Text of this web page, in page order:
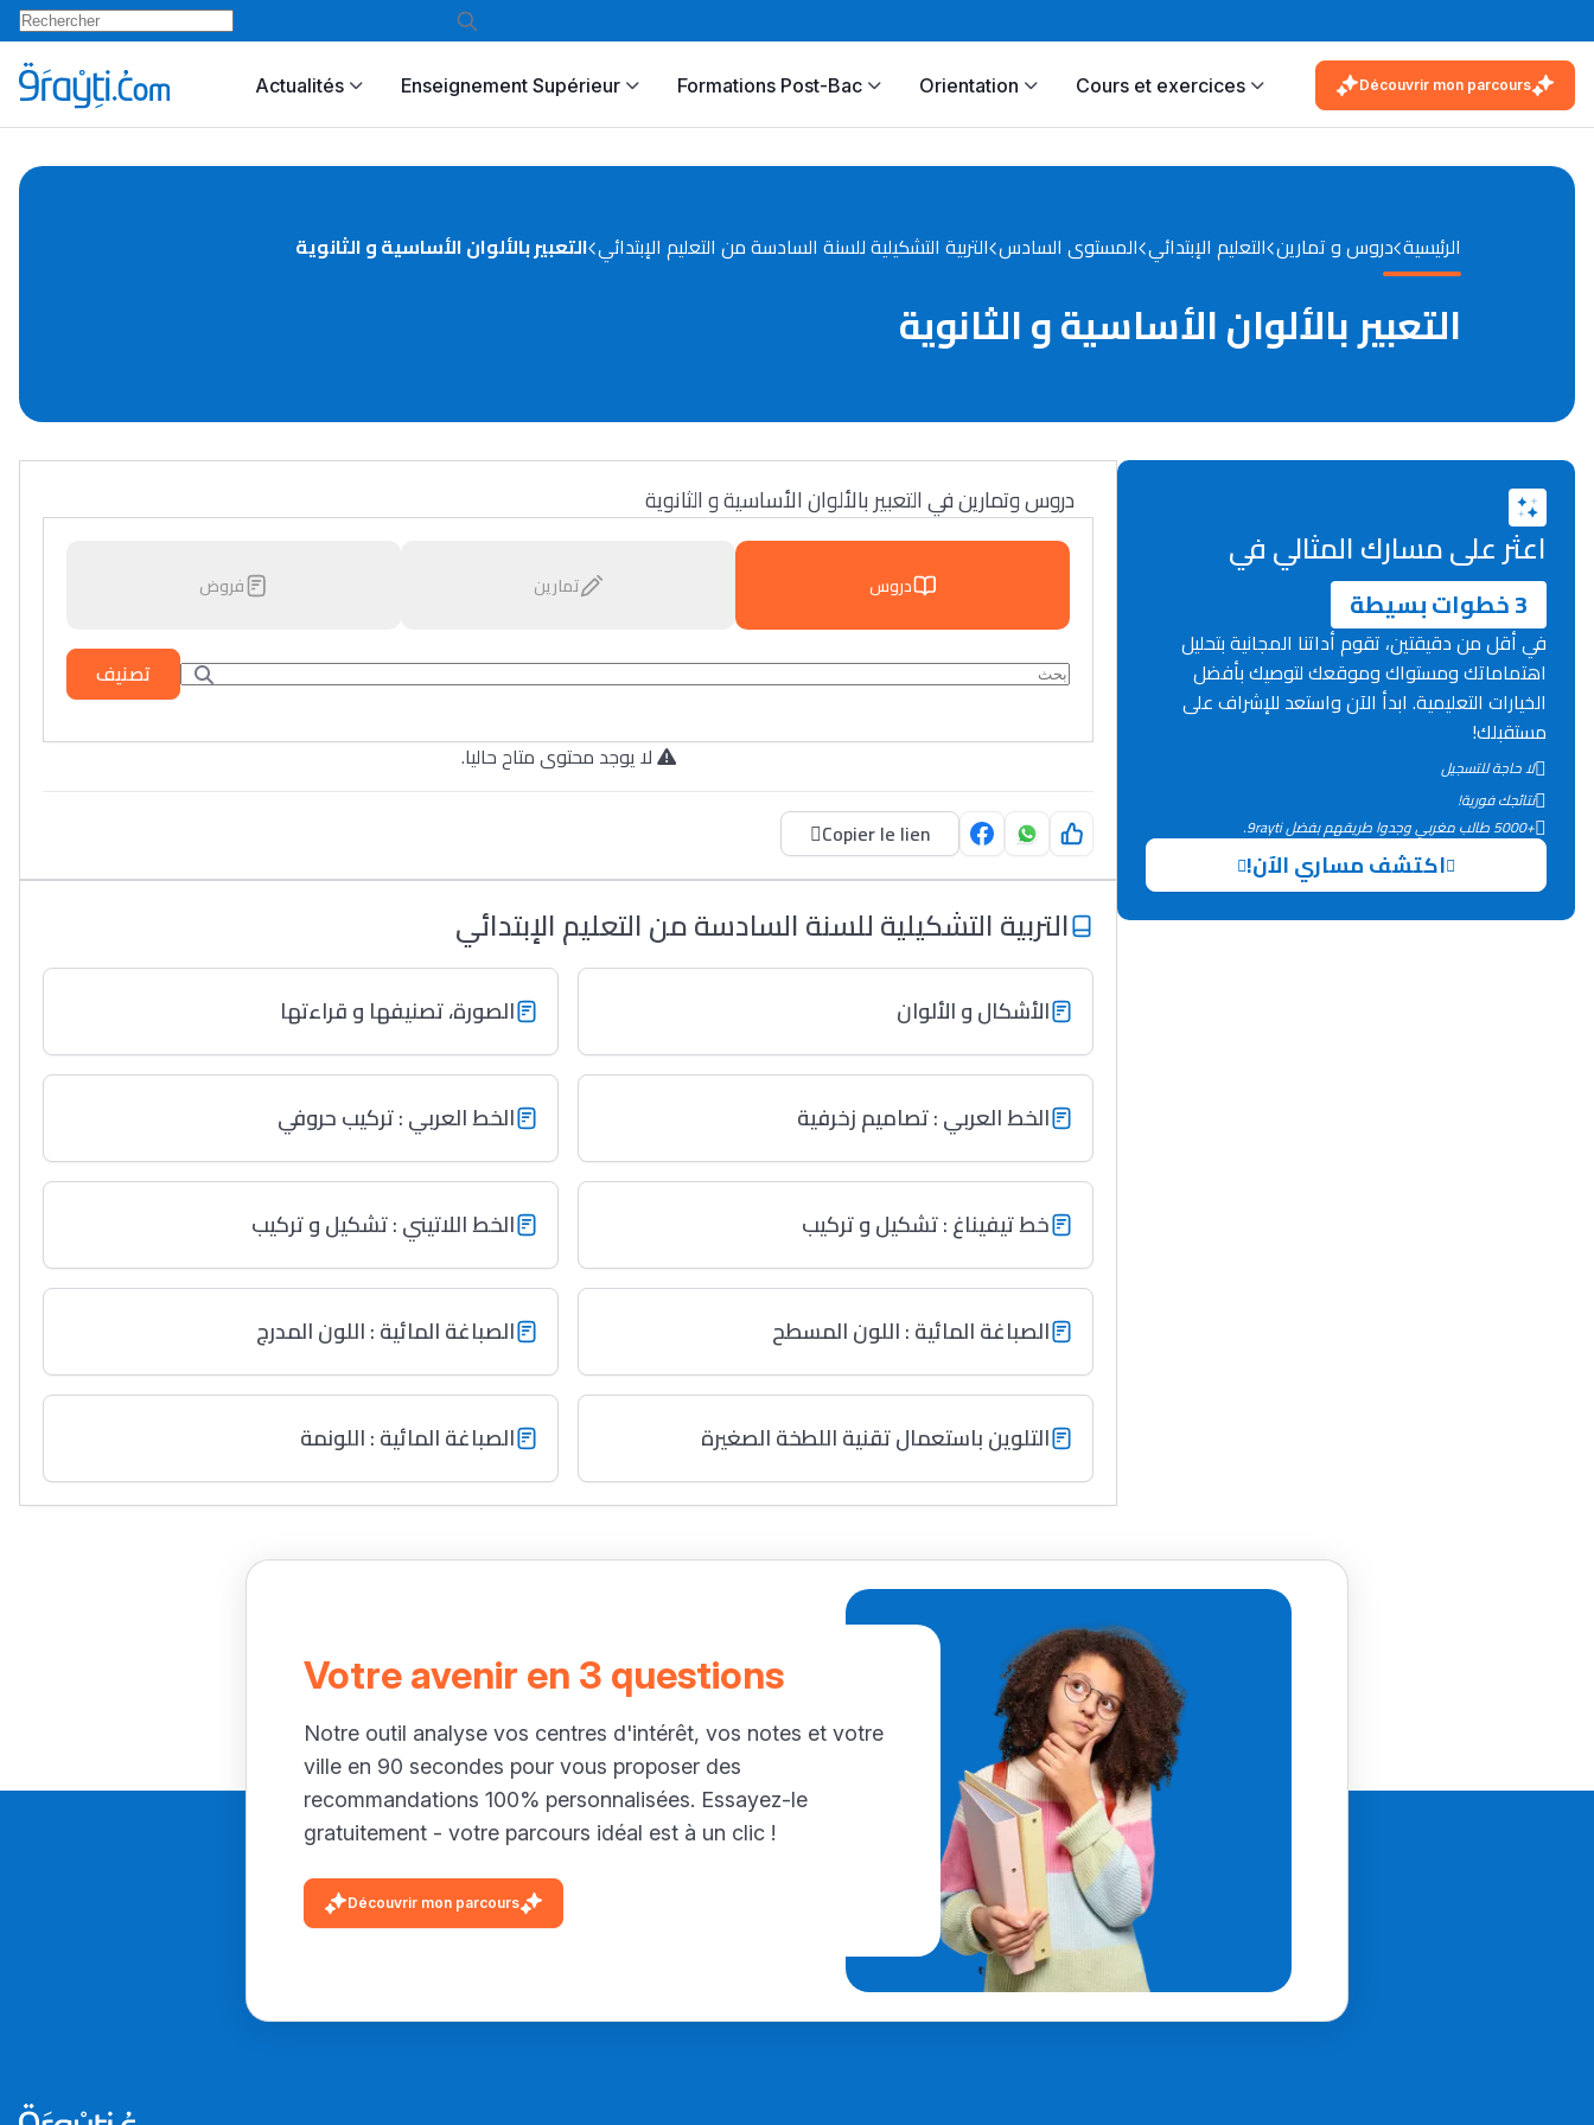
Actualités Enseignement Supérieur Formations Post-Bac Orientation Cours et exercices Découvrir mon parcours
الرئيسية دروس و تمارين التعليم الإبتدائي المستوى السادس التربية التشكيلية للسنة السادسة من التعليم الإبتدائي التعبير بالألوان الأساسية و الثانوية
التعبير بالألوان الأساسية و الثانوية
دروس وتمارين في التعبير بالألوان الأساسية و الثانوية
دروس تمارين فروض
تصنيف
لا يوجد محتوى متاح حاليا.
Copier le lien
التربية التشكيلية للسنة السادسة من التعليم الإبتدائي
الأشكال و الألوان الصورة، تصنيفها و قراءتها
الخط العربي : تصاميم زخرفية الخط العربي : تركيب حروفي
خط تيفيناغ : تشكيل و تركيب الخط اللاتيني : تشكيل و تركيب
الصباغة المائية : اللون المسطح الصباغة المائية : اللون المدرج
التلوين باستعمال تقنية اللطخة الصغيرة الصباغة المائية : اللونمة
اعثر على مسارك المثالي في
3 خطوات بسيطة
في أقل من دقيقتين، تقوم أداتنا المجانية بتحليل
اهتماماتك ومستواك وموقعك لتوصيك بأفضل
الخيارات التعليمية. ابدأ الآن واستعد للإشراف على
مستقبلك!
لا حاجة للتسجيل
نتائجك فورية!
+5000 طالب مغربي وجدوا طريقهم بفضل 9rayti.
اكتشف مساري الآن!
Votre avenir en 3 questions
Notre outil analyse vos centres d'intérêt, vos notes et votre
ville en 90 secondes pour vous proposer des
recommandations 100% personnalisées. Essayez-le
gratuitement - votre parcours idéal est à un clic !
Découvrir mon parcours